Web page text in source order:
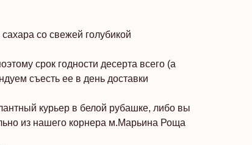
со свежей голубикой
срок годности десерта всего (а
съесть ее в день доставки
курьер в белой рубашке, либо вы
из нашего корнера м.Марьина Роща